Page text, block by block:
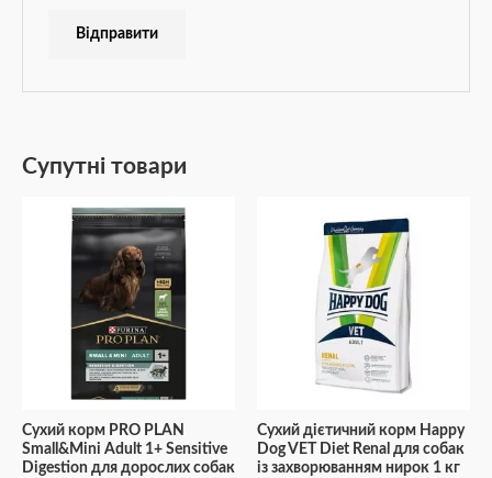
Супутні товари
Сухий корм PRO PLAN
Small&Mini Adult 1+ Sensitive
Digestion для дорослих собак
Сухий дієтичний корм Happy
Dog VET Diet Renal для собак
із захворюванням нирок 1 кг